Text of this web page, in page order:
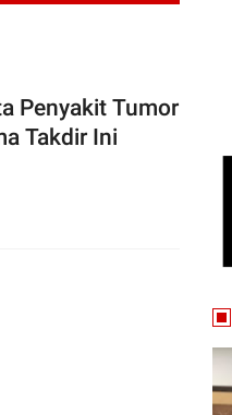
Penyakit Tumor
Takdir Ini